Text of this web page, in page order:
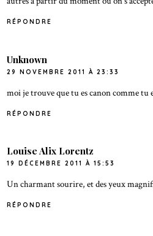
RÉPONDRE
Unknown
29 NOVEMBRE 2011 À 23:33
moi je trouve que tu es canon comme tu
RÉPONDRE
Louise Alix Lorentz
19 DÉCEMBRE 2011 À 15:53
Un charmant sourire, et des yeux
RÉPONDRE